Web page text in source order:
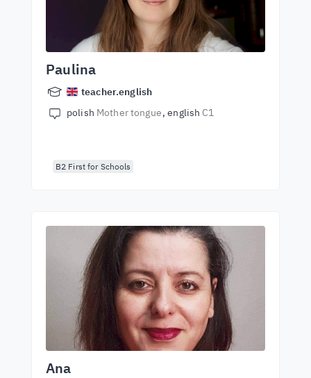
Paulina
teacher.english
polish Mother tongue english C1
B2 First for Schools
Ana